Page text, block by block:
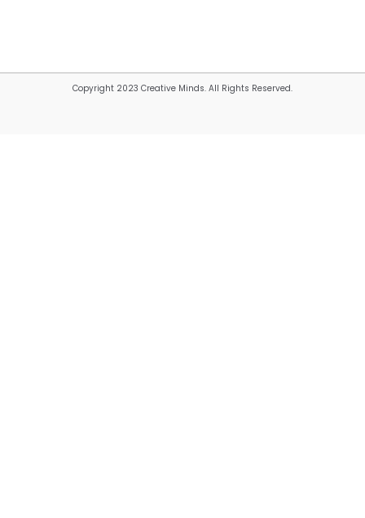
Copyright 2023 Creative Minds. All Rights Reserved.